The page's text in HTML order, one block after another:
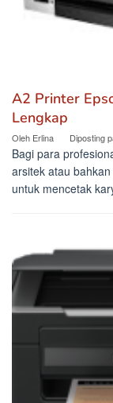
A2 Printer
Lengkap
Oleh Erlina Diposting
Bagi para
arsitek atau
untuk mencetak